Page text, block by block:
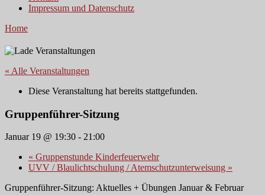
Impressum und Datenschutz
Home
« Alle Veranstaltungen
Diese Veranstaltung hat bereits stattgefunden.
Gruppenführer-Sitzung
Januar 19 @ 19:30 - 21:00
« Gruppenstunde Kinderfeuerwehr
UVV / Blaulichtschulung / Atemschutzunterweisung »
Gruppenführer-Sitzung: Aktuelles + Übungen Januar & Februar